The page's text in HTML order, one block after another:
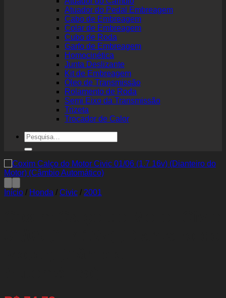
Atuador do Pedal Embreagem
Cabo de Embreagem
Colar de Embreagem
Cubo de Roda
Garfo de Embreagem
Homocinética
Junta Deslizante
Kit de Embreagem
Óleo de Transmissão
Rolamento de Roda
Semi Eixo da Transmissão
Trizeta
Trocador de Calor
Pesquisar
por:
Início / Honda / Civic / 2001